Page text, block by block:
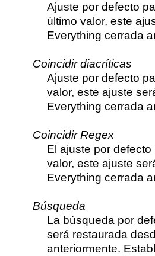
Ajuste por defecto
último valor, este
Everything cerrada
Coincidir diacríticas
Ajuste por defecto
valor, este ajuste
Everything cerrada
Coincidir Regex
El ajuste por
valor, este ajuste
Everything cerrada
Búsqueda
La búsqueda por
será restaurada
anteriormente.